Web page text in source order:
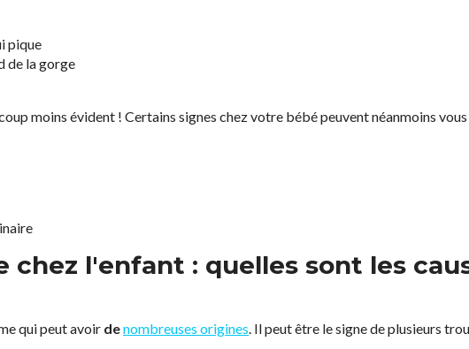
pique
de la gorge
moins évident ! Certains signes chez votre bébé peuvent néanmoins
chez l'enfant : quelles sont les
qui peut avoir denombreuses origines. Il peut être le signe de plusieurs